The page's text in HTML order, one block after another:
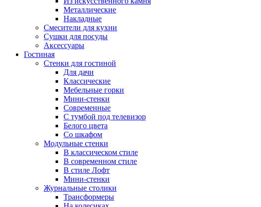
Металлические
Накладные
Смесители для кухни
Сушки для посуды
Аксессуары
Гостиная
Стенки для гостиной
Для дачи
Классические
Мебельные горки
Мини-стенки
Современные
С тумбой под телевизор
Белого цвета
Со шкафом
Модульные стенки
В классическом стиле
В современном стиле
В стиле Лофт
Мини-стенки
Журнальные столики
Трансформеры